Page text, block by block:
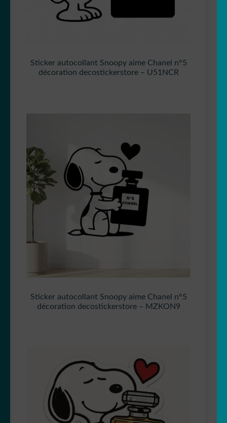
Sticker autocollant Snoopy aime Chanel n°5
décoration decostickerstore – U51NCR
Sticker autocollant Snoopy aime Chanel n°5
décoration decostickerstore – MZKON9